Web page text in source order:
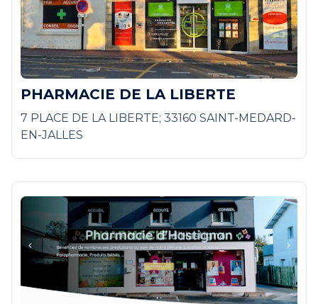
PHARMACIE DE LA LIBERTE
7 PLACE DE LA LIBERTE; 33160 SAINT-MEDARD-
EN-JALLES